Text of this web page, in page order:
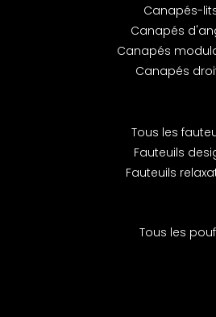
Canapés-
Canapés
Canapés
Canapés
Tous les
Fauteuils
Fauteuils
Tous les